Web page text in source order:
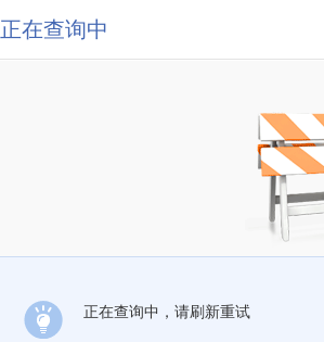
正在查询中
正在查询中，请刷新重试